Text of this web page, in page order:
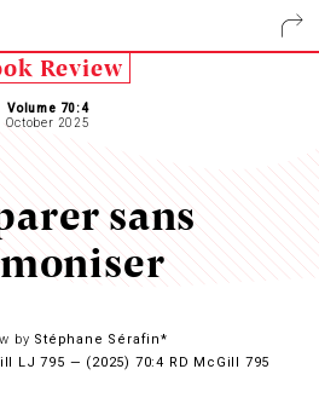
Review
Volume 70:4
October 2025
sans
by Stéphane Sérafin*
LJ 795 — (2025) 70:4 RD McGill 795